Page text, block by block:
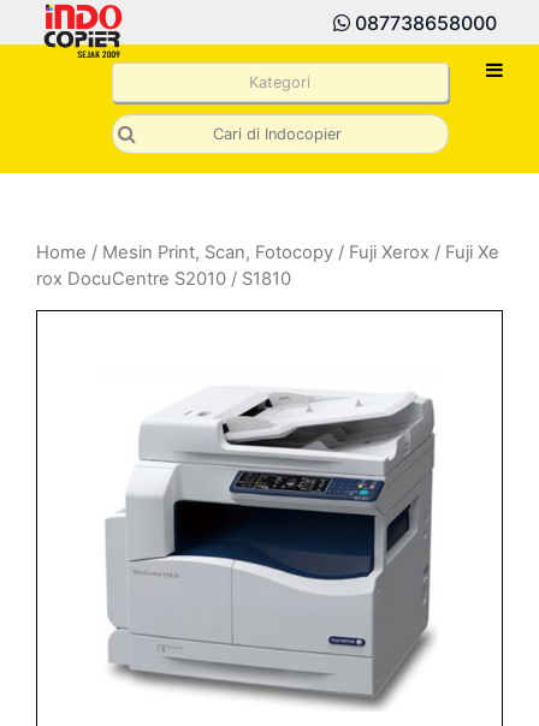
087738658000
Kategori
Home / Mesin Print, Scan, Fotocopy / Fuji Xerox / Fuji Xe
rox DocuCentre S2010 / S1810